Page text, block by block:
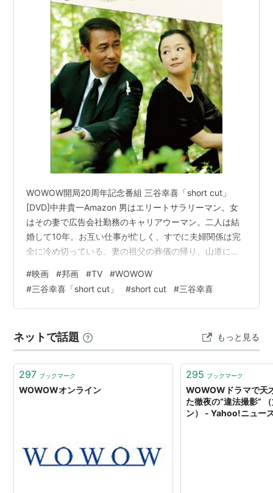
ル）
ラジオ放送及び東経110度CSデジタル放送（WOWOWデ
ジタルプラス）は廃止。
2006年12月からはスカパー！での放送も開始。
映画がメインだが、良質な WOWOW
オリジナルのアニメ
も多数輩出している。
一時の勢い（数）はないものの、ノンスクランブルで放
送されるアニメ番組もある意味オタクのオアシス。
また、海外ドラマも多数放送。近年はオリジナルドラマ
も制作。
さらに開局以来唯一続く海外ボクシング中継「エキサイ
トマッチ」も人気がある。
その他、欧州サッカー（リーガ・エスパニョーラ、
EURO）、テニス（ウィンブルドンを除くグランドスラ
ム）、UFCなどのスポーツやアーティストのライブ、ア
カデミー賞やグラミー賞授賞式も中継。
た。
アナウンサー
今村知子
宗宮修一
田中大士
WOWOW開局20周年記念番組 三谷幸喜「short cut」
[DVD]中井貴一Amazon 男はエリートサラリーマン。女
はその妻で広告会社勤務のキャリアウーマン。二人は結
婚して10年。お互い仕事が忙しく、すでに夫婦関係は完
全に冷め切っている。妻の祖父の葬儀の帰り、山道に迷
のしり合う喪服姿の夫婦。果てしない口げんかの末、
徐々に二人の関係に変化が訪れる。 「Amazon Prime無
料期間中に観ておこう」キャンペーン第六弾、映画編の
拾いってことになるのかな。 三谷幸喜脚本による
WOWOWの「完…
#映画 #邦画 #TV #WOWOW
#三谷幸喜「short cut」 #short cut #三谷幸喜
ネットで話題 もっと見る
297 ブックマーク
WOWOWオンライン
295 ブックマーク
WOWOWドラマで天
た徹夜の“違法撮影”
ン） - Yahoo!ニュー